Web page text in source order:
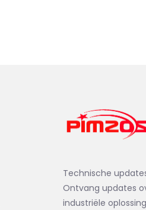
Technische
Ontvang updates
industriële